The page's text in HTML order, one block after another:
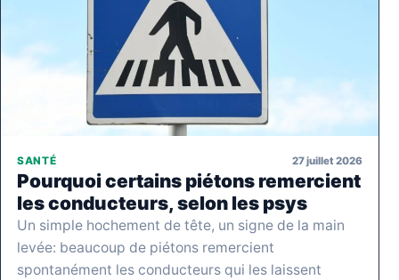
SANTÉ 27 juillet 2026
Pourquoi certains piétons remercient
les conducteurs, selon les psys
Un simple hochement de tête, un signe de la main
levée: beaucoup de piétons remercient
spontanément les conducteurs qui les laissent